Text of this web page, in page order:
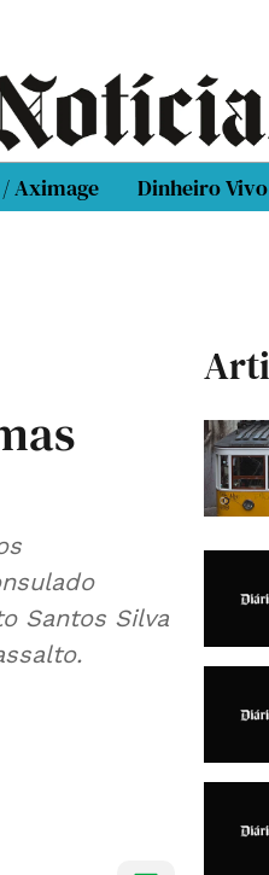
Aximage Dinheiro Vivo
Santos Silva